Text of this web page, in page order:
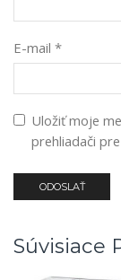
E-mail *
Uložiť moje
prehliadači
Súvisiace